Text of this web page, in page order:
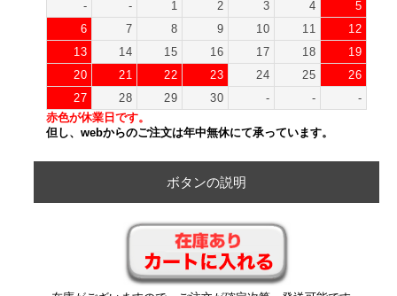
-
- 1 2 3 4
5
6
7 8 9 10 11
12
13
14 15 16 17 18
19
20
21 22 23 24 25
26
27
28 29 30 - -
-
赤色が休業日です。
但し、webからのご注文は年中無休にて承っています。
ボタンの説明